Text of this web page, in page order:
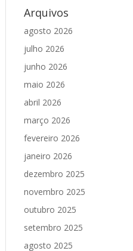
Arquivos
agosto 2026
julho 2026
junho 2026
maio 2026
abril 2026
março 2026
fevereiro 2026
janeiro 2026
dezembro 2025
novembro 2025
outubro 2025
setembro 2025
agosto 2025